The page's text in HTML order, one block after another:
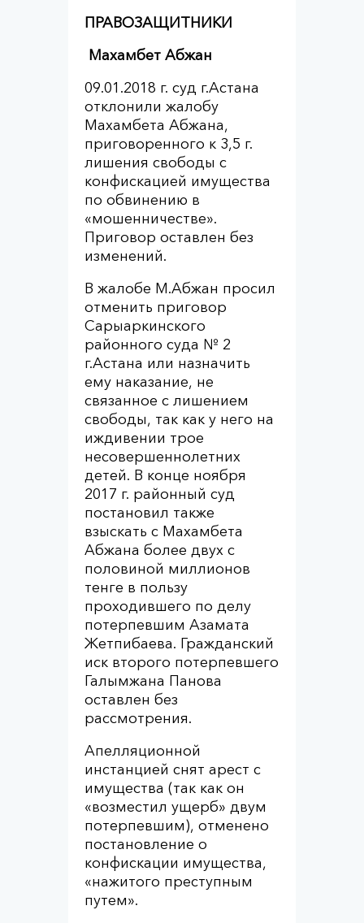
ПРАВОЗАЩИТНИКИ
Махамбет Абжан
09.01.2018 г. суд г.Астана
отклонили жалобу
Махамбета Абжана,
приговоренного к 3,5 г.
лишения свободы с
конфискацией имущества
по обвинению в
«мошенничестве».
Приговор оставлен без
изменений.
В жалобе М.Абжан просил
отменить приговор
Сарыаркинского
районного суда № 2
г.Астана или назначить
ему наказание, не
связанное с лишением
свободы, так как у него на
иждивении трое
несовершеннолетних
детей. В конце ноября
2017 г. районный суд
постановил также
взыскать с Махамбета
Абжана более двух с
половиной миллионов
тенге в пользу
проходившего по делу
потерпевшим Азамата
Жетпибаева. Гражданский
иск второго потерпевшего
Галымжана Панова
оставлен без
рассмотрения.
Апелляционной
инстанцией снят арест с
имущества (так как он
«возместил ущерб» двум
потерпевшим), отменено
постановление о
конфискации имущества,
«нажитого преступным
путем».